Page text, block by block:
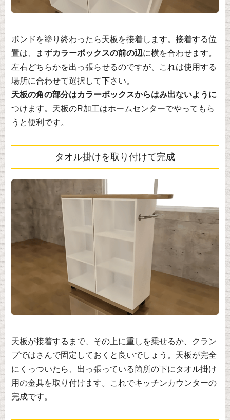
ボンドを塗り終わったら天板を接着します。接着する位
置は、まずカラーボックスの前の辺に横を合わせます。
左右どちらかを出っ張らせるのですが、これは使用する
場所に合わせて選択して下さい。
天板の角の部分はカラーボックスからはみ出ないように
つけます。天板のR加工はホームセンターでやってもら
うと便利です。
タオル掛けを取り付けて完成
天板が接着するまで、その上に重しを乗せるか、クラン
プではさんで固定しておくと良いでしょう。天板が完全
にくっついたら、出っ張っている箇所の下にタオル掛け
用の金具を取り付けます。これでキッチンカウンターの
完成です。